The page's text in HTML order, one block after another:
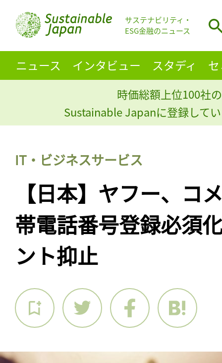
サステナビリティ・
ESG金融のニュース
ニュース インタビュー スタディ
時価総額上位100社
Sustainable Japanに登録して
IT・ビジネスサービス
【日本】ヤフー、コ
帯電話番号登録必須
ント抑止